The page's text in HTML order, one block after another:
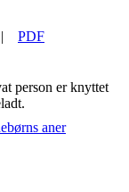
PDF
person er knyttet
aner